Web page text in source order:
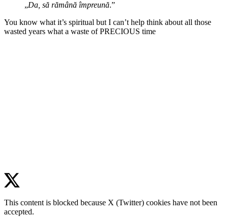
„Da, să rămână împreună.”
You know what it’s spiritual but I can’t help think about all those
wasted years what a waste of PRECIOUS time
This content is blocked because X (Twitter) cookies have not been
accepted.